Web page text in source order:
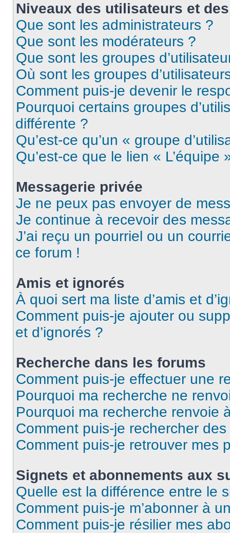
Niveaux des utilisateurs et
Que sont les administrateurs ?
Que sont les modérateurs ?
Que sont les groupes
Où sont les groupes
Comment puis-je devenir le
Pourquoi certains groupes
différente ?
Qu’est-ce qu’un « groupe
Qu’est-ce que le lien « L’équipe
Messagerie privée
Je ne peux pas envoyer de
Je continue à recevoir des
J’ai reçu un pourriel ou un
ce forum !
Amis et ignorés
À quoi sert ma liste d’amis et
Comment puis-je ajouter ou
et d’ignorés ?
Recherche dans les forums
Comment puis-je effectuer une
Pourquoi ma recherche ne
Pourquoi ma recherche renvoie
Comment puis-je rechercher
Comment puis-je retrouver mes
Signets et abonnements aux
Quelle est la différence entre le
Comment puis-je m’abonner à
Comment puis-je résilier mes